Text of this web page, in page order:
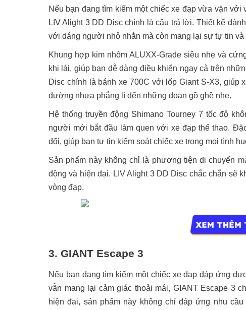
Nếu bạn đang tìm kiếm một chiếc xe đạp vừa vặn
LIV Alight 3 DD Disc chính là câu trả lời. Thiết kế
với dáng người nhỏ nhắn mà còn mang lại sự tự tin
Khung hợp kim nhôm ALUXX-Grade siêu nhẹ và
khi lái, giúp bạn dễ dàng điều khiển ngay cả trên
Disc chính là bánh xe 700C với lốp Giant S-X3,
đường nhựa phẳng lì đến những đoạn gồ ghề nhẹ.
Hệ thống truyền động Shimano Tourney 7 tốc độ
người mới bắt đầu làm quen với xe đạp thể thao.
đối, giúp bạn tự tin kiểm soát chiếc xe trong mọi tình
Sản phẩm này không chỉ là phương tiện di chuyển
động và hiện đại. LIV Alight 3 DD Disc chắc chắn sẽ
vòng đạp.
3. GIANT Escape 3
Nếu bạn đang tìm kiếm một chiếc xe đạp đáp ứng
vẫn mang lại cảm giác thoải mái, GIANT Escape 3
hiện đại, sản phẩm này không chỉ đáp ứng nhu